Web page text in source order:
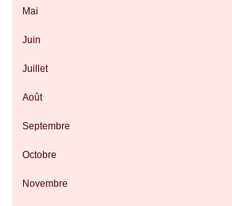
Mai
Juin
Juillet
Août
Septembre
Octobre
Novembre